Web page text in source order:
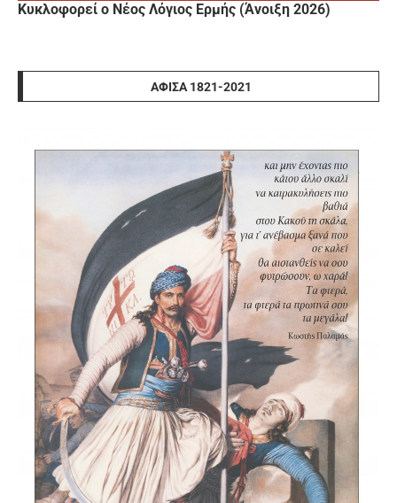
Κυκλοφορεί ο Νέος Λόγιος Ερμής (Άνοιξη 2026)
ΑΦΊΣΑ 1821-2021